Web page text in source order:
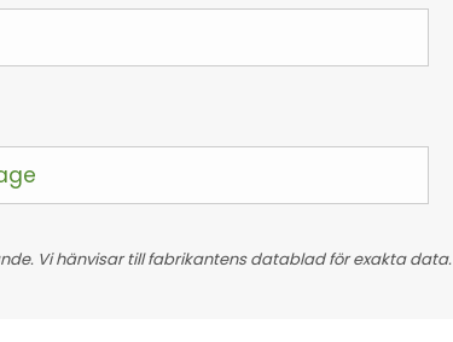
Vi hänvisar till fabrikantens datablad för exakta data.